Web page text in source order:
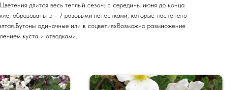
длится весь теплый сезон: с середины июня до конца
образованы 5 - 7 розовыми лепестками, которые постепено
одиночные или в соцветияхВозможно размножение
куста и отводками.